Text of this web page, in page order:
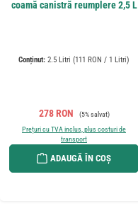
coamă canistră reumplere 2,5 L
Conținut: 2.5 Litri (111 RON / 1 Litri)
Preț de vânzare:
278 RON Preț obișnuit:
(5% salvat)
Prețuri cu TVA inclus, plus costuri de
transport
ADAUGĂ ÎN COȘ